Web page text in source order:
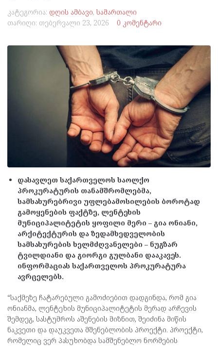
კატეგორია: დღის ამბავი, სამართალი
თარიღი: თებერვალი 23, 2026 0 კომენტარი
დასავლეთ საქართველოს საოლქო
პროკურატურის თანამშრომლებმა,
სამსახურებრივი უფლებამოსილების ბოროტად
გამოყენების ფაქტზე, ლენტეხის
მუნიციპალიტეტის ყოფილი მერი – გია ონიანი,
არქიტექტურის და ზედამხედველობის
სამსახურების ხელმძღვანელები – ნუგზარ
ტვილდიანი და გიორგი გულბანი დააკავეს.
ინფორმაციას საქართველოს პროკურატურა
ავრცელებს.
“საქმეზე ჩატარებული გამოძიებით დადგინდა, რომ გია
ონიანმა, ლენტეხის მუნიციპალიტეტის მერად არჩევის
შემდეგ, სასტუმროს აშენების მიზნით, შეიძინა მიწის
ნაკვეთი და დაუკვეთა მშენებლობის პროექტი. პროექტი,
რომელიც ვერ პასუხობდა სამშენებლო ნორმების